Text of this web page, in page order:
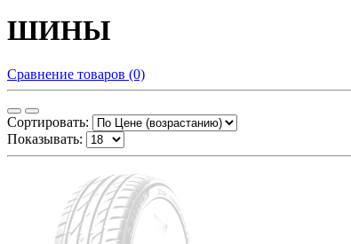
ШИНЫ
Сравнение товаров (0)
Сортировать:
Показывать: